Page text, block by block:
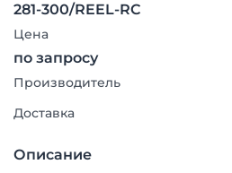
281-300/REEL-RC
Цена
по запросу
Производитель
Доставка
Описание